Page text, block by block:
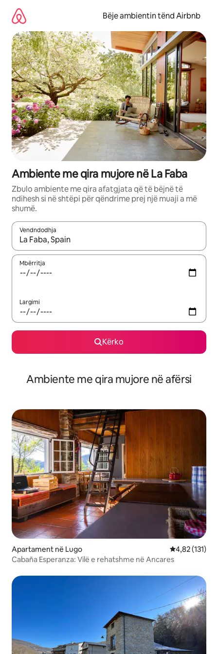
përmbajtja
Bëje ambientin tënd Airbnb
Ambiente me qira mujore në La Faba
Zbulo ambiente me qira afatgjata që të bëjnë të
ndihesh si në shtëpi për qëndrime prej një muaji a më
shumë.
Vendndodhja
Kur rezultatet të jenë të disponueshme, lëviz me butonat e
Mbërritja
Largimi
Kërko
Ambiente me qira mujore në afërsi
Apartament në Lugo Vlerësimi
4,82 (131)
Cabaña Esperanza: Vilë e rehatshme në Ancares